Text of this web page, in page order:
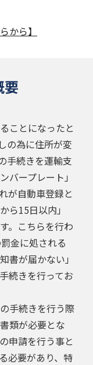
から】
要
ことになったと
の為に住所が変
手続きを運輸支
バープレート」
が自動車登録と
ら15日以内」
。こちらを行わ
金に処される
書が届かない」
続きを行ってお
手続きを行う際
類が必要とな
申請を行う事と
必要があり、特